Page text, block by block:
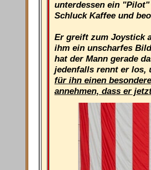
unterdessen ein
Schluck Kaffee und
Er greift zum Joystick
ihm ein unscharfes
hat der Mann gerade
jedenfalls rennt er los,
für ihn einen
annehmen, dass er